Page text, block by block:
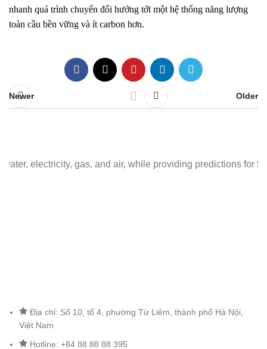
nhanh quá trình chuyển đổi hướng tới một hệ thống năng lượng
toàn cầu bền vững và ít carbon hơn.
Newer Older
air, while providing predictions for future energy demand."
Địa chỉ: Số 10, tổ 4, phường Từ Liêm, thành phố Hà Nội,
Việt Nam
Hotline: +84 88 88 88 395